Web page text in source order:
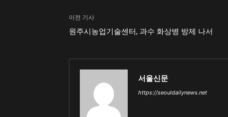
이전 기사
원주시농업기술센터, 과수 화상병 방제 나서
서울신문
https://seouldailynews.net